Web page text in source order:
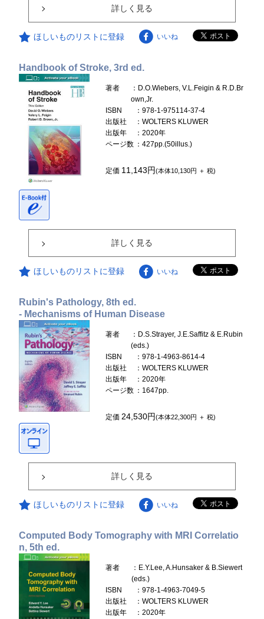
詳しく見る
ほしいものリストに登録 いいね
Handbook of Stroke, 3rd ed.
著者
：D.O.Wiebers, V.L.Feigin & R.D.Br
own,Jr.
ISBN
：978-1-975114-37-4
出版社
：WOLTERS KLUWER
出版年
：2020年
ページ数 ：427pp.(50illus.)
定価 11,143円(本体10,130円 ＋ 税)
詳しく見る
ほしいものリストに登録 いいね
Rubin's Pathology, 8th ed.
- Mechanisms of Human Disease
著者
：D.S.Strayer, J.E.Saffitz & E.Rubin
(eds.)
ISBN
：978-1-4963-8614-4
出版社
：WOLTERS KLUWER
出版年
：2020年
ページ数 ：1647pp.
定価24,530円(本体22,300円 ＋ 税)
詳しく見る
ほしいものリストに登録 いいね
Computed Body Tomography with MRI Correlatio
n, 5th ed.
著者
：E.Y.Lee, A.Hunsaker & B.Siewert
(eds.)
ISBN
：978-1-4963-7049-5
出版社
：WOLTERS KLUWER
出版年
：2020年